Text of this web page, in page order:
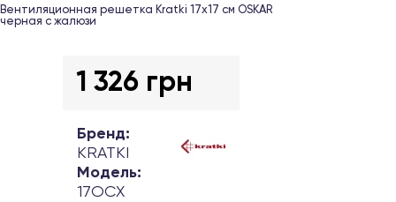
Вентиляционная решетка Kratki 17х17 см OSKAR
черная с жалюзи
1 326 грн
Бренд:
KRATKI
Модель:
17OCX